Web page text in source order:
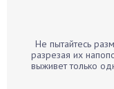
Бархатцы
Бегония
Не пытайтесь
разрезая их
выживет только